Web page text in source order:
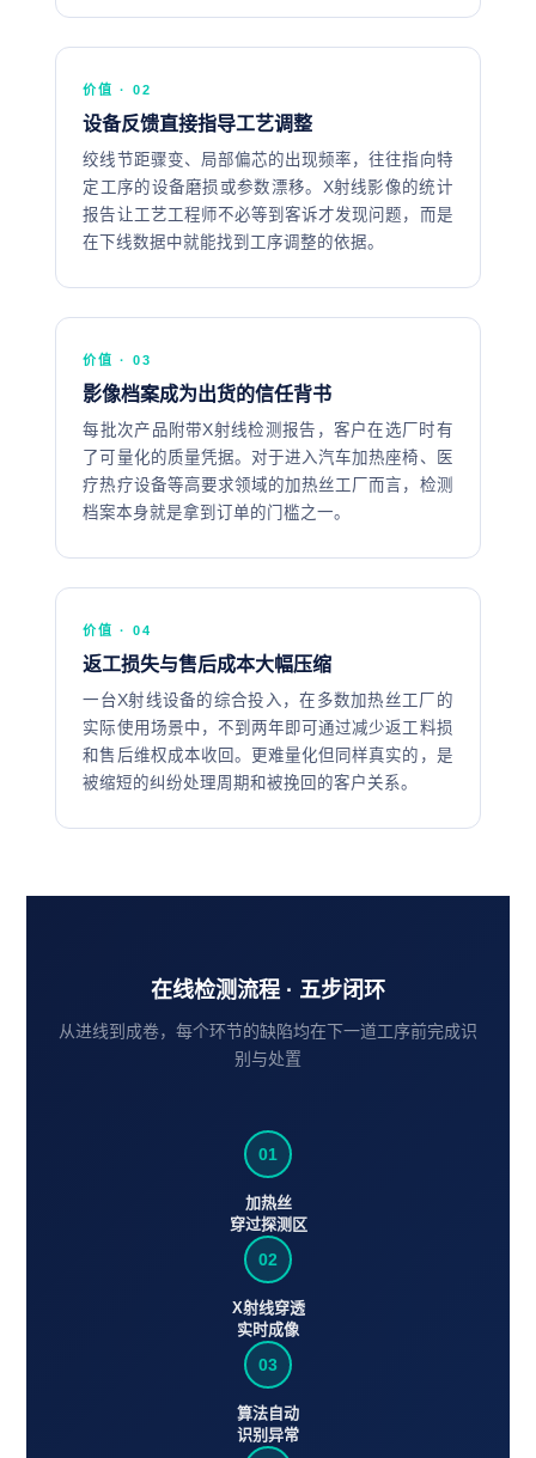
价值 · 02
设备反馈直接指导工艺调整
绞线节距骤变、局部偏芯的出现频率，往往指向特
定工序的设备磨损或参数漂移。X射线影像的统计
报告让工艺工程师不必等到客诉才发现问题，而是
在下线数据中就能找到工序调整的依据。
价值 · 03
影像档案成为出货的信任背书
每批次产品附带X射线检测报告，客户在选厂时有
了可量化的质量凭据。对于进入汽车加热座椅、医
疗热疗设备等高要求领域的加热丝工厂而言，检测
档案本身就是拿到订单的门槛之一。
价值 · 04
返工损失与售后成本大幅压缩
一台X射线设备的综合投入，在多数加热丝工厂的
实际使用场景中，不到两年即可通过减少返工料损
和售后维权成本收回。更难量化但同样真实的，是
被缩短的纠纷处理周期和被挽回的客户关系。
在线检测流程 · 五步闭环
从进线到成卷，每个环节的缺陷均在下一道工序前完成识
别与处置
01
加热丝
穿过探测区
02
X射线穿透
实时成像
03
算法自动
识别异常